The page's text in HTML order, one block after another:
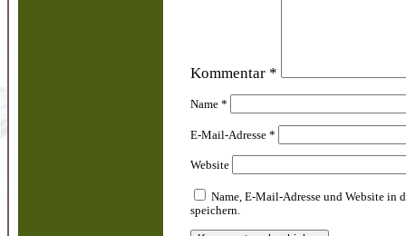
Kommentar *
Name *
E-Mail-Adresse *
Website
Name, E-Mail-Adresse und Website in
speichern.